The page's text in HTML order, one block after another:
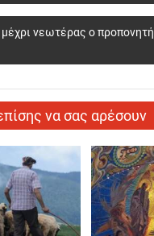
νεωτέρας ο
να σας αρέσουν